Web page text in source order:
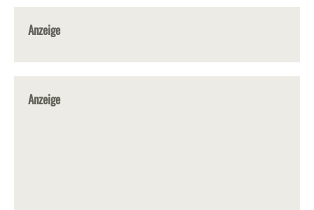
Anzeige
Anzeige